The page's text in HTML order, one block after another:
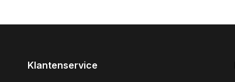
Klantenservice